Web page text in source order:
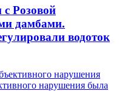
Розовой
дамбами.
водоток
нарушения
нарушения была